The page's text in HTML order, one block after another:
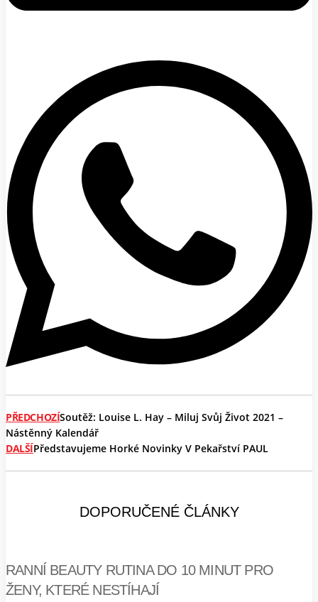
PŘEDCHOZÍSoutěž: Louise L. Hay – Miluj Svůj Život 2021 –
Nástěnný Kalendář
DALŠÍPředstavujeme Horké Novinky V Pekařství PAUL
DOPORUČENÉ ČLÁNKY
RANNÍ BEAUTY RUTINA DO 10 MINUT PRO
ŽENY, KTERÉ NESTÍHAJÍ